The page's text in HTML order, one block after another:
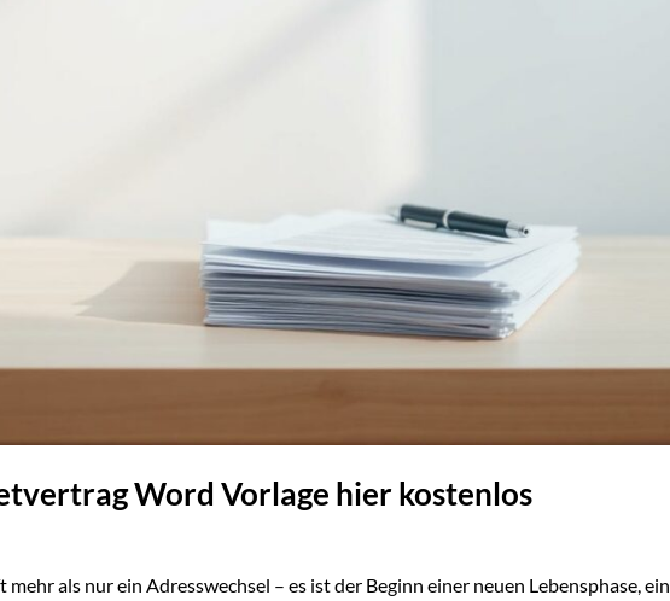
Word Vorlage hier kostenlos
als nur ein Adresswechsel – es ist der Beginn einer neuen Lebensphase, ein